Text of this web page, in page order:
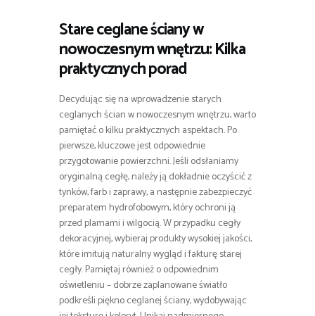
Stare ceglane ściany w
nowoczesnym wnętrzu: Kilka
praktycznych porad
Decydując się na wprowadzenie starych
ceglanych ścian w nowoczesnym wnętrzu, warto
pamiętać o kilku praktycznych aspektach. Po
pierwsze, kluczowe jest odpowiednie
przygotowanie powierzchni. Jeśli odsłaniamy
oryginalną cegłę, należy ją dokładnie oczyścić z
tynków, farb i zaprawy, a następnie zabezpieczyć
preparatem hydrofobowym, który ochroni ją
przed plamami i wilgocią. W przypadku cegły
dekoracyjnej, wybieraj produkty wysokiej jakości,
które imitują naturalny wygląd i fakturę starej
cegły. Pamiętaj również o odpowiednim
oświetleniu – dobrze zaplanowane światło
podkreśli piękno ceglanej ściany, wydobywając